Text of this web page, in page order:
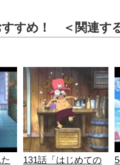
すめ！ ＜関連す
131話「はじめての